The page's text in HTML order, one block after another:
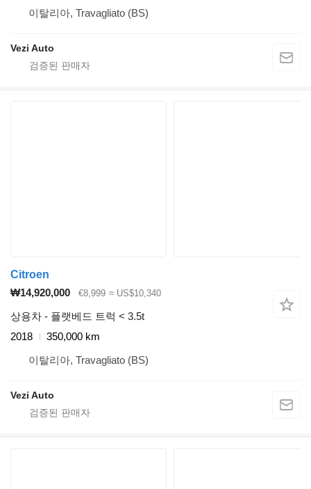
이탈리아, Travagliato (BS)
Vezi Auto
Citroen
₩14,920,000
€8,999 ≈ US$10,340
상용차 - 플랫베드 트럭 < 3.5t
2018
350,000 km
이탈리아, Travagliato (BS)
Vezi Auto